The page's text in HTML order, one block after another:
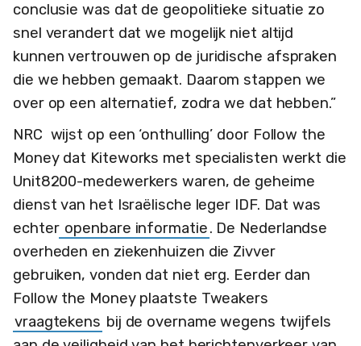
conclusie was dat de geopolitieke situatie zo
snel verandert dat we mogelijk niet altijd
kunnen vertrouwen op de juridische afspraken
die we hebben gemaakt. Daarom stappen we
over op een alternatief, zodra we dat hebben.”
NRC wijst op een ‘onthulling’ door Follow the
Money dat Kiteworks met specialisten werkt die
Unit8200-medewerkers waren, de geheime
dienst van het Israëlische leger IDF. Dat was
echter openbare informatie. De Nederlandse
overheden en ziekenhuizen die Zivver
gebruiken, vonden dat niet erg. Eerder dan
Follow the Money plaatste Tweakers
vraagtekens bij de overname wegens twijfels